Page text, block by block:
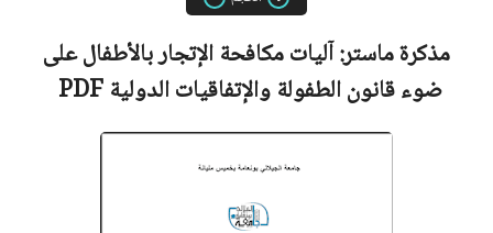
مذكرة ماستر:آليات مكافحة الإتجار بالأطفال على
ضوء قانون الطفولة والإتفاقيات الدوليةPDF